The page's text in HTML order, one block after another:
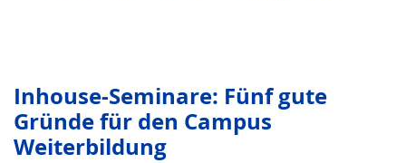
Inhouse-Seminare: Fünf gute
Gründe für den Campus
Weiterbildung